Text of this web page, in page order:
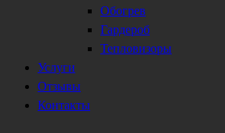
Обогрев
Гардероб
Тепловизоры
Услуги
Отзывы
Контакты